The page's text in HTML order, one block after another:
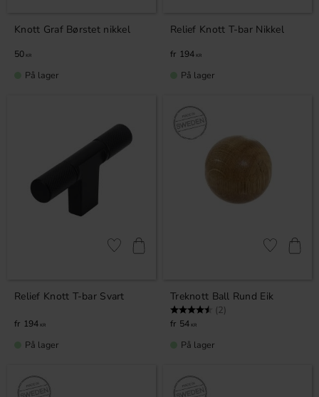
Knott Graf Børstet nikkel
50 KR
På lager
Relief Knott T-bar Nikkel
194 KR
På lager
Relief Knott T-bar Svart
194 KR
Lagre som favoritt
På lager
Treknott Ball Rund Eik
Karakter: (2)
54 KR
Lagre som
På lager